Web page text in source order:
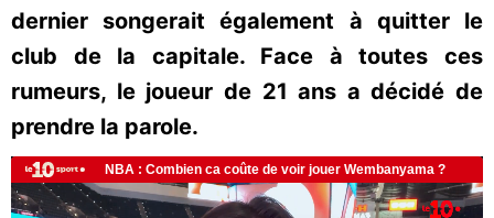
dernier songerait également à quitter le
club de la capitale. Face à toutes ces
rumeurs, le joueur de 21 ans a décidé de
prendre la parole.